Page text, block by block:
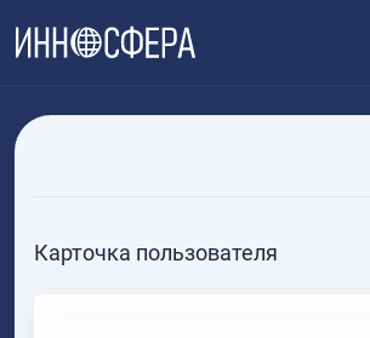
Карточка пользователя